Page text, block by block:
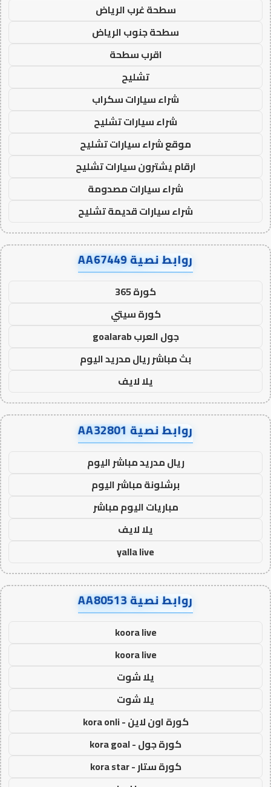
سطحة غرب الرياض
سطحة جنوب الرياض
اقرب سطحة
تشليح
شراء سيارات سكراب
شراء سيارات تشليح
موقع شراء سيارات تشليح
ارقام يشترون سيارات تشليح
شراء سيارات مصدومة
شراء سيارات قديمة تشليح
روابط نصية AA67449
كورة 365
كورة سيتي
جول العرب goalarab
بث مباشر ريال مدريد اليوم
يلا لايف
روابط نصية AA32801
ريال مدريد مباشر اليوم
برشلونة مباشر اليوم
مباريات اليوم مباشر
يلا لايف
yalla live
روابط نصية AA80513
koora live
koora live
يلا شوت
يلا شوت
كورة اون لاين - kora onli
كورة جول - kora goal
كورة ستار - kora star